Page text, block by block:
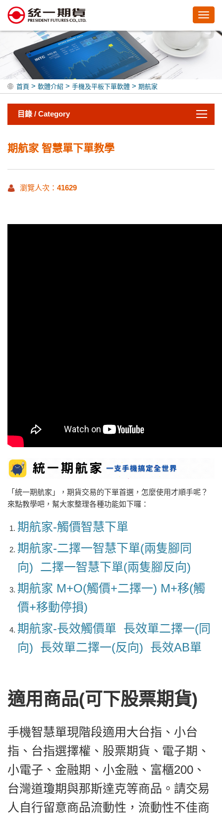
首頁 > 軟體介紹 > 手機及平板下單軟體 > 期航家
目錄 / Category
期航家 智慧單下單教學
瀏覽人次： 41629
「統一期航家」，期貨交易的下單首選，怎麼使用才順手呢？
來點教學吧，幫大家整理各種功能如下囉：
期航家-觸價智慧下單
期航家-二擇一智慧下單(兩隻腳同
向) 二擇一智慧下單(兩隻腳反向)
期航家 M+O(觸價+二擇一) M+移(觸
價+移動停損)
期航家-長效觸價單 長效單二擇一(同
向) 長效單二擇一(反向) 長效AB單
適用商品(可下股票期貨)
手機智慧單現階段適用大台指、小台
指、台指選擇權、股票期貨、電子期、
小電子、金融期、小金融、富櫃200、
台灣道瓊期與那斯達克等商品。請交易
人自行留意商品流動性，流動性不佳商